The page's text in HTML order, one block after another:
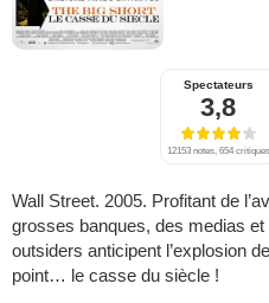
Spectateurs
3,8
12153 notes, 654 critiques
Wall Street. 2005. Profitant de
grosses banques, des medias
outsiders anticipent l’explosion
point… le casse du siècle !